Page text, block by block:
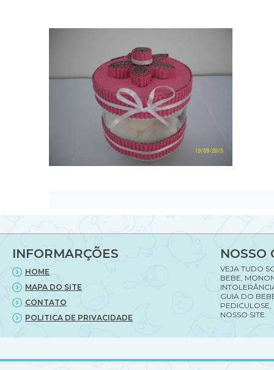
INFORMARÇÕES
HOME
MAPA DO SITE
CONTATO
POLITICA DE PRIVACIDADE
NOSSO
VEJA TUDO
BEBE,
GUIA DO
PEDICULOSE,
NOSSO SITE.